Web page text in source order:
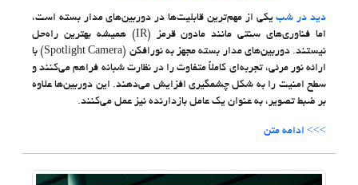
دید در شبیکی از مهم‌ترین قابلیت‌ها در دوربین‌های مدار بسته است،
اما فناوری‌های سنتی مانند مادون قرمز (IR) همیشه بهترین راه‌حل
نیستند. دوربین‌های مدار بسته مجهز به نورافکن (Spotlight Camera) با
ارائه نور مرئی، تجربه‌ای کاملاً متفاوت را در نظارت شبانه فراهم می‌کنند و
سطح امنیت را به شکل چشمگیری افزایش می‌دهند. این دوربین‌ها علاوه
بر ضبط تصویر، به عنوان یک عامل بازدارنده نیز عمل می‌کنند.
>>> ادامه متن